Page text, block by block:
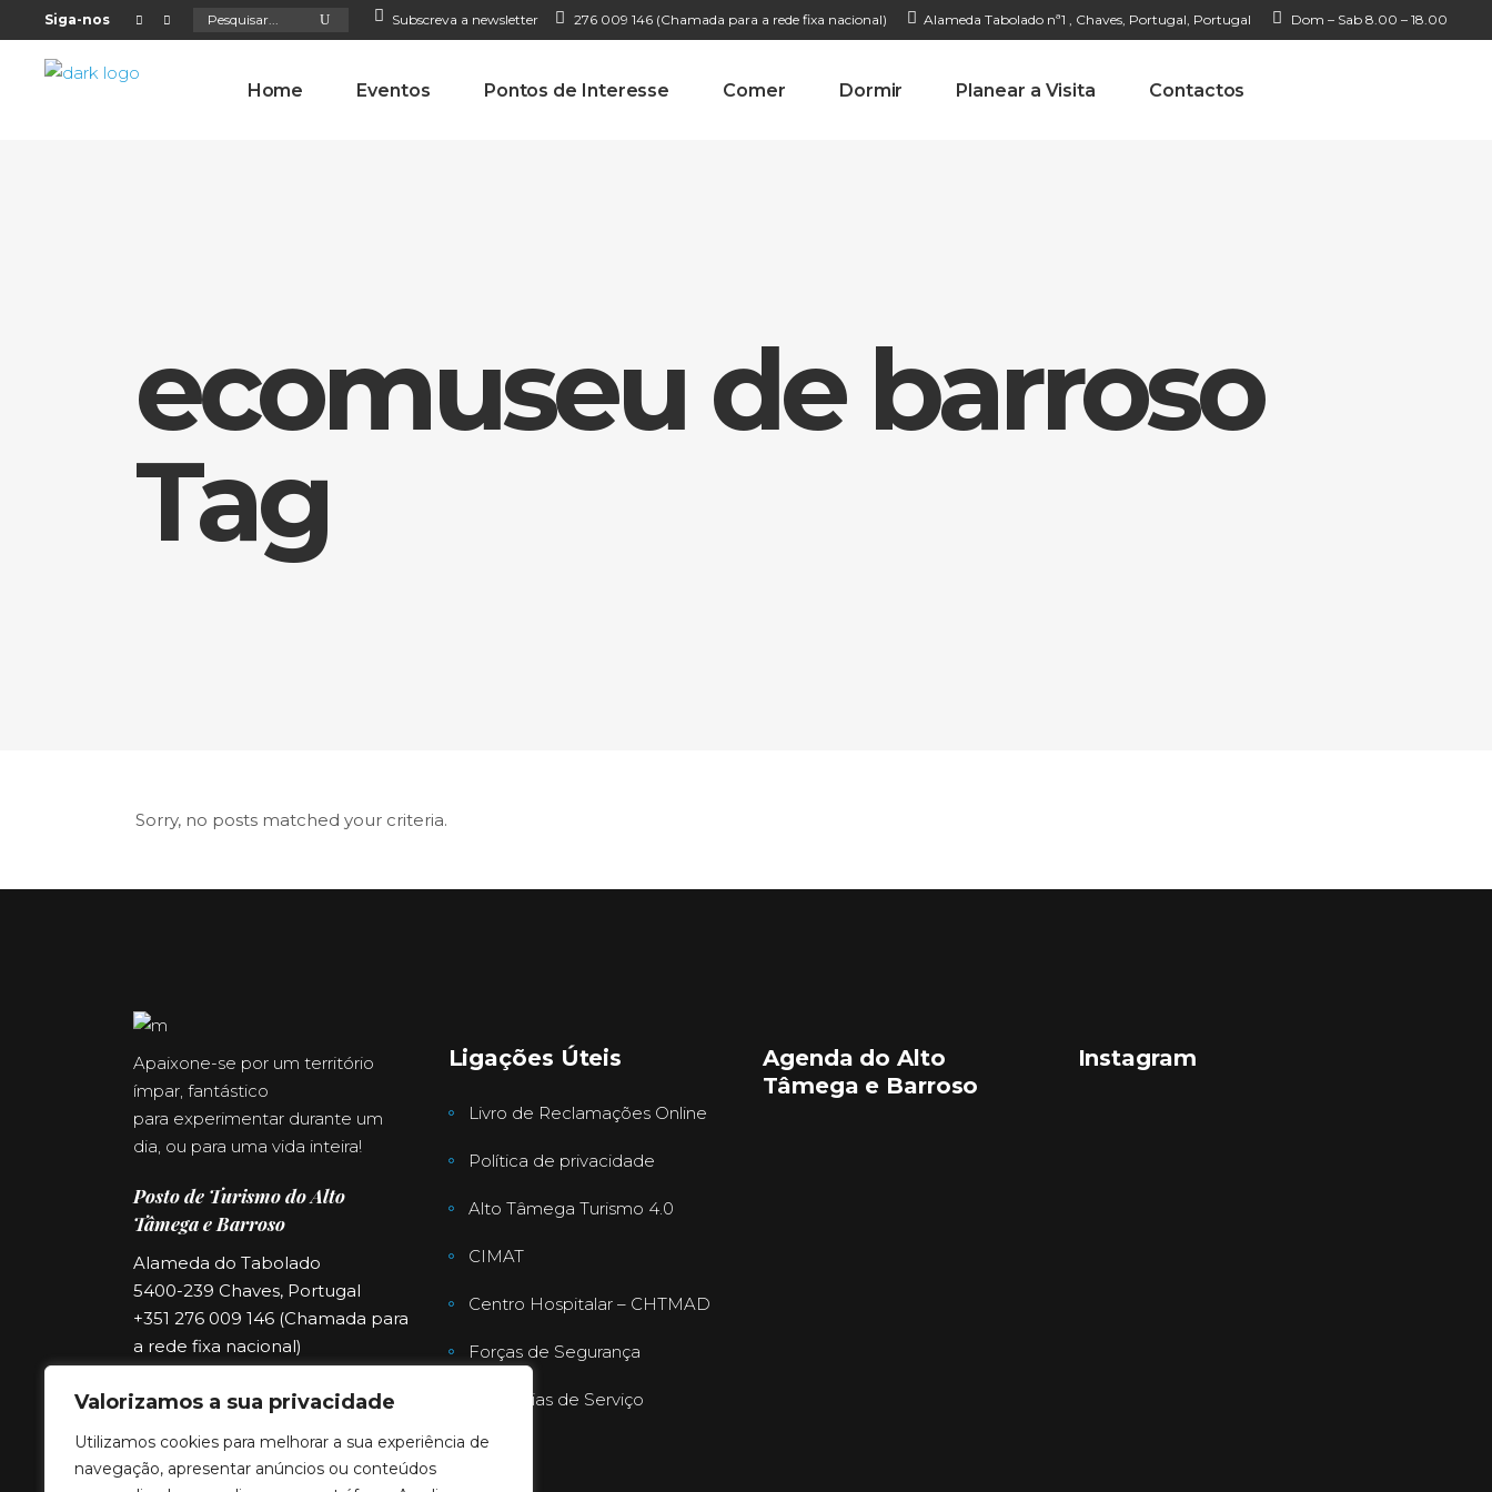
Valorizamos a sua privacidade
Utilizamos cookies para melhorar a sua experiência de
navegação, apresentar anúncios ou conteúdos
Siga-nos Search
for: Subscreva a newsletter 276 009 146 (Chamada para a rede fixa nacional) Alameda Tabolado nª1 , Chaves, Portugal, Portugal Dom – Sab 8.00 – 18.00
Home Eventos Pontos de Interesse Comer Dormir Planear a Visita Contactos
ecomuseu de barroso
Tag
Sorry, no posts matched your criteria.
Apaixone-se por um território
ímpar, fantástico
para experimentar durante um
dia, ou para uma vida inteira!
Posto de Turismo do Alto
Tâmega e Barroso
Alameda do Tabolado
5400-239 Chaves, Portugal
+351 276 009 146 (Chamada para
a rede fixa nacional)
Ligações Úteis
Livro de Reclamações Online
Política de privacidade
Alto Tâmega Turismo 4.0
CIMAT
Centro Hospitalar – CHTMAD
Forças de Segurança
Farmácias de Serviço
Agenda do Alto
Tâmega e Barroso
Instagram